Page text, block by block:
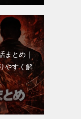
まとめ｜
やすく解